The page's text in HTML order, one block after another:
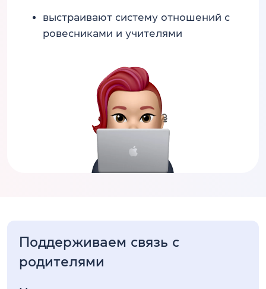
выстраивают систему отношений с
ровесниками и учителями
Поддерживаем связь с
родителями